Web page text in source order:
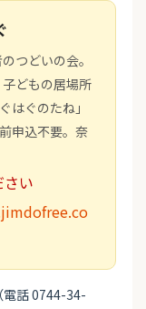
つどいの会。
どもの居場所
はぐのたね」
申込不要。奈
い
（電話 0744-34-